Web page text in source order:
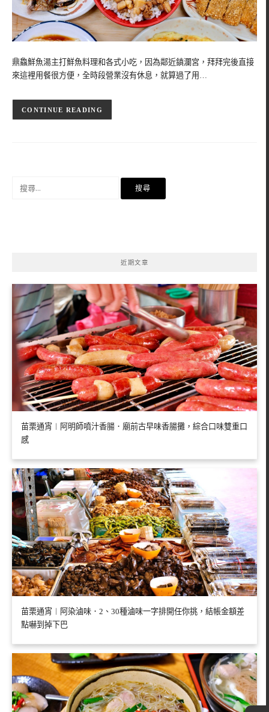
鼎鱻鮮魚湯主打鮮魚料理和各式小吃，因為鄰近鎮瀾宮，拜拜完後直接
來這裡用餐很方便，全時段營業沒有休息，就算過了用…
CONTINUE READING
近期文章
苗栗通宵︱阿明師噴汁香腸．廟前古早味香腸攤，綜合口味雙重口
感
苗栗通宵︱阿染滷味．2、30種滷味一字排開任你挑，結帳金額差
點嚇到掉下巴